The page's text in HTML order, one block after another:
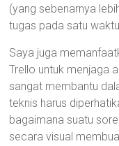
(yang sebenarnya
tugas pada satu
Saya juga
Trello untuk menjaga
sangat membantu
teknis harus
bagaimana suatu
secara visual